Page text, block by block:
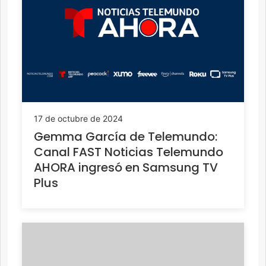
17 de octubre de 2024
Gemma García de Telemundo:
Canal FAST Noticias Telemundo
AHORA ingresó en Samsung TV
Plus